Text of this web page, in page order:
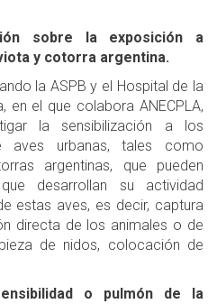
sobre la exposición a
y cotorra argentina.
la ASPB y el Hospital de la
en el que colabora ANECPLA,
la sensibilización a los
aves urbanas, tales como
argentinas, que pueden
desarrollan su actividad
estas aves, es decir, captura
directa de los animales o de
de nidos, colocación de
o pulmón de la